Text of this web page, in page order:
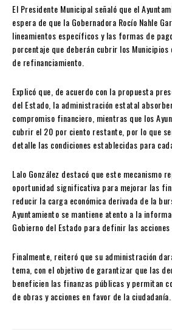
El Presidente Municipal señaló que el
espera de que la Gobernadora Rocío Nahle
lineamientos específicos y las formas de
porcentaje que deberán cubrir los Municipios
de refinanciamiento.
Explicó que, de acuerdo con la propuesta
del Estado, la administración estatal
compromiso financiero, mientras que los
cubrir el 20 por ciento restante, por lo que
detalle las condiciones establecidas para
Lalo González destacó que este mecanismo
oportunidad significativa para mejorar las
reducir la carga económica derivada de la
Ayuntamiento se mantiene atento a la
Gobierno del Estado para definir las acciones
Finalmente, reiteró que su administración
tema, con el objetivo de garantizar que las
beneficien las finanzas públicas y permitan
de obras y acciones en favor de la ciudadanía.